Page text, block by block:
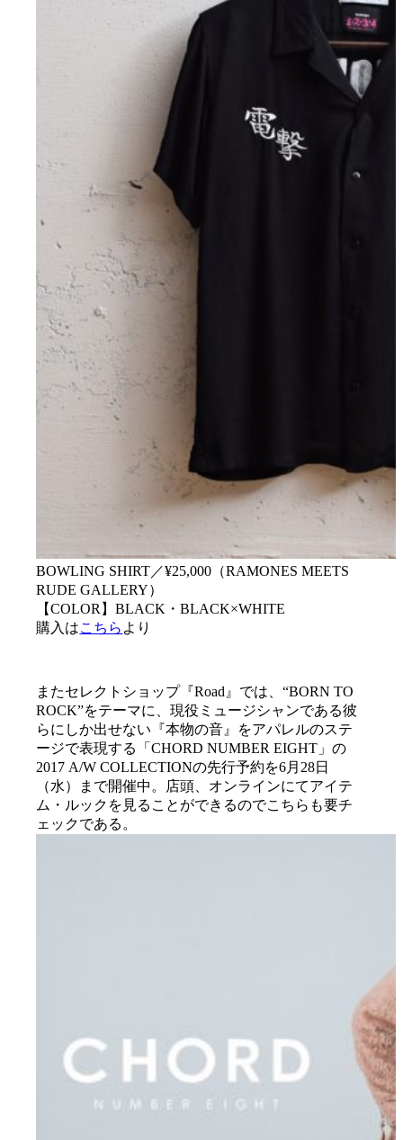
BOWLING SHIRT／¥25,000（RAMONES MEETS
RUDE GALLERY）
【COLOR】BLACK・BLACK×WHITE
購入はこちら より
またセレクトショップ『Road』では、“BORN TO
ROCK”をテーマに、現役ミュージシャンである彼
らにしか出せない『本物の音』をアパレルのステ
ージで表現する「CHORD NUMBER EIGHT」の
2017 A/W COLLECTIONの先行予約を6月28日
（水）まで開催中。店頭、オンラインにてアイテ
ム・ルックを見ることができるのでこちらも要チ
ェックである。